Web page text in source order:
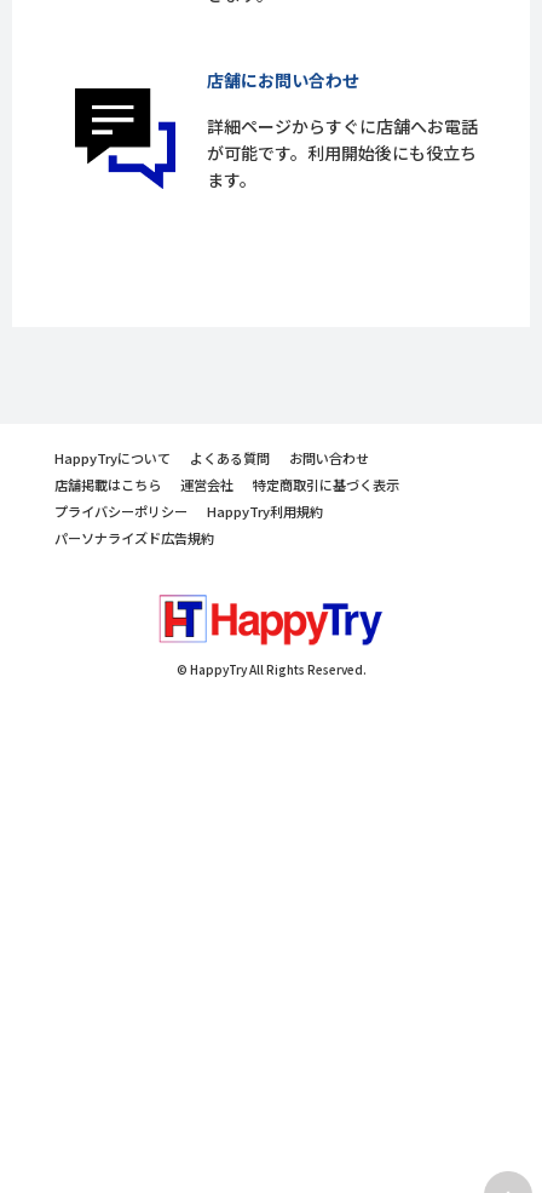
店舗にお問い合わせ
詳細ページからすぐに店舗へお電話
が可能です。利用開始後にも役立ち
ます。
HappyTryについて よくある質問
お問い合わせ
店舗掲載はこちら
運営会社
特定商取引に基づく表示
プライバシーポリシー
HappyTry利用規約
パーソナライズド広告規約
© HappyTry All Rights Reserved.